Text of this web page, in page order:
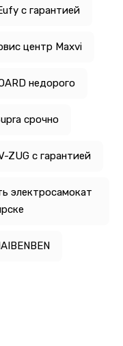
с гарантией
центр Maxvi
недорого
срочно
ZUG с гарантией
электросамокат